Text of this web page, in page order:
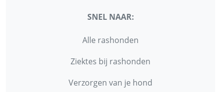
SNEL NAAR:
Alle rashonden
Ziektes bij rashonden
Verzorgen van je hond